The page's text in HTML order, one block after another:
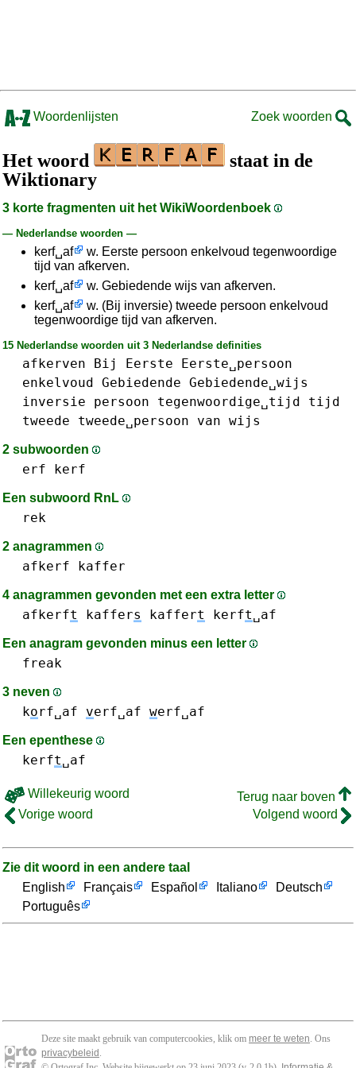
Woordenlijsten Zoek woorden
Het woord
staat in de
Wiktionary
3 korte fragmenten uit het WikiWoordenboek
— Nederlandse woorden —
kerf␣af
w. Eerste persoon enkelvoud tegenwoordige
tijd van afkerven.
kerf␣af
w. Gebiedende wijs van afkerven.
kerf␣af
w. (Bij inversie) tweede persoon enkelvoud
tegenwoordige tijd van afkerven.
15 Nederlandse woorden uit 3 Nederlandse definities
afkerven Bij Eerste
Eerste␣persoon
enkelvoud Gebiedende Gebiedende␣wijs
inversie
persoon tegenwoordige␣tijd
tijd
tweede
tweede␣persoon van wijs
2 subwoorden
erf kerf
Een subwoord RnL
rek
2 anagrammen
afkerf kaffer
4 anagrammen gevonden met een extra letter
afkerft kaffers kaffert kerft␣af
Een anagram gevonden minus een letter
freak
3 neven
korf␣af verf␣af werf␣af
Een epenthese
kerft␣af
Willekeurig woord
Terug naar boven
Vorige woord
Volgend woord
Zie dit woord in een andere taal
English
Français Español Italiano
Deutsch
Português
Deze site maakt gebruik van computercookies, klik om meer te weten. Ons
privacybeleid .